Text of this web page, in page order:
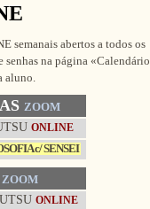
semanais abertos a todos os
senhas na página «Calendário
aluno.
ZOOM
ONLINE
c/ SENSEI
ZOOM
ONLINE